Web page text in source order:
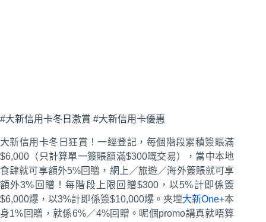
#大新信用卡冬日激賞 #大新信用卡優惠
大新信用卡冬日狂賞！一經登記，每個階段累積簽賬滿
$6,000（只計算單一簽賬額滿$300嘅交易），當中本地
食肆就可享額外5%回贈，網上／旅遊／海外簽賬就可享
額外3%回贈！每階段上限回贈$300，以5%計即係簽
$6,000爆，以3%計即係簽$10,000爆。夾埋大新One+本
身1%回贈，就係6%／4%回贈。呢個promo講真就唔算